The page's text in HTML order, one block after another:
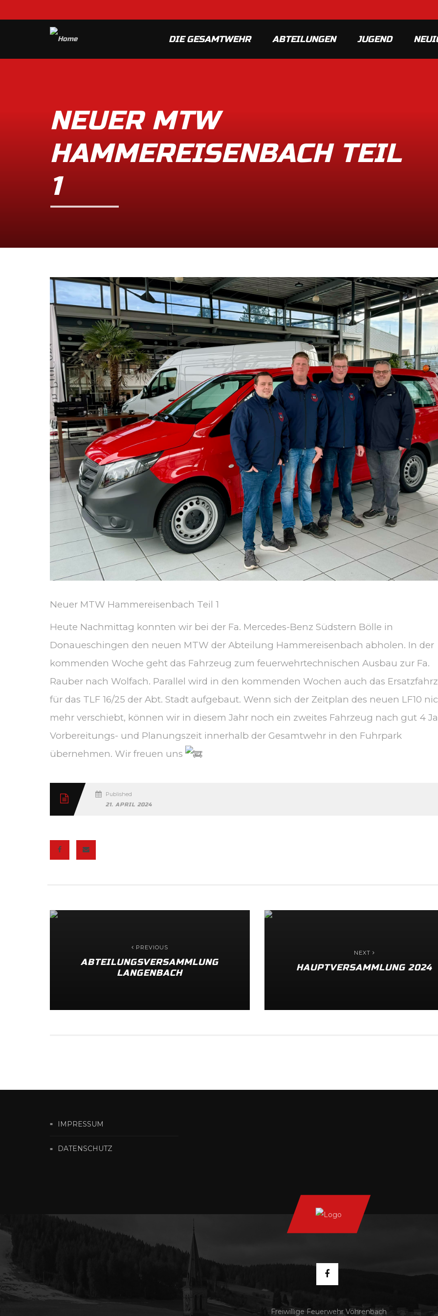
DIE GESAMTWEHR ABTEILUNGEN JUGEND
NEUER MTW
HAMMEREISENBACH TEIL
1
Neuer MTW Hammereisenbach Teil 1
Heute Nachmittag konnten wir bei der Fa. Mercedes-Benz Südstern Bölle in
Donaueschingen den neuen MTW der Abteilung Hammereisenbach abholen. In der
kommenden Woche geht das Fahrzeug zum feuerwehrtechnischen Ausbau zur Fa.
Rauber nach Wolfach. Parallel wird in den kommenden Wochen auch das
für das TLF 16/25 der Abt. Stadt aufgebaut. Wenn sich der Zeitplan des neuen LF10
mehr verschiebt, können wir in diesem Jahr noch ein zweites Fahrzeug nach gut 4
Vorbereitungs- und Planungszeit innerhalb der Gesamtwehr in den Fuhrpark
übernehmen. Wir freuen uns
Published
21. APRIL 2024
PREVIOUS
ABTEILUNGSVERSAMMLUNG
LANGENBACH
NEXT
HAUPTVERSAMMLUNG 2024
IMPRESSUM
DATENSCHUTZ
Freiwillige Feuerwehr Vöhrenbach